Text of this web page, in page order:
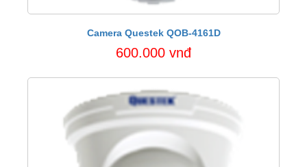
Camera Questek QOB-4161D
600.000 vnđ